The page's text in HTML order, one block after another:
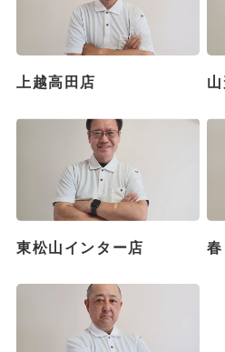
上越高田店
東松山インター店